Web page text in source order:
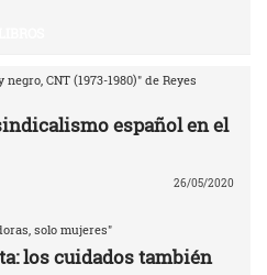
CNT (1973-1980)" de Reyes
español en el
26/05/2020
solo mujeres"
los cuidados también